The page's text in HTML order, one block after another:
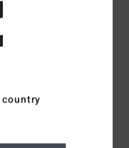
aus recycelten PET-
der rechten
hinteren Tasche